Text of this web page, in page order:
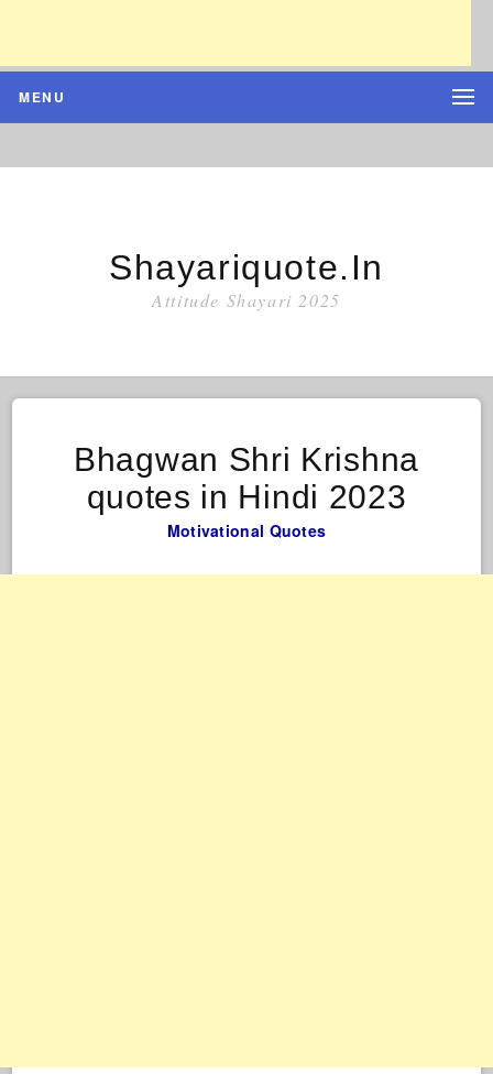
MENU
Shayariquote.in
Attitude Shayari 2025
Bhagwan Shri Krishna
quotes in Hindi 2023
Motivational Quotes